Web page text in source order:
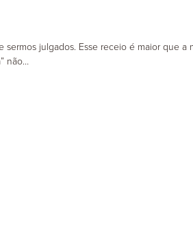
julgados. Esse receio é maior que
não…